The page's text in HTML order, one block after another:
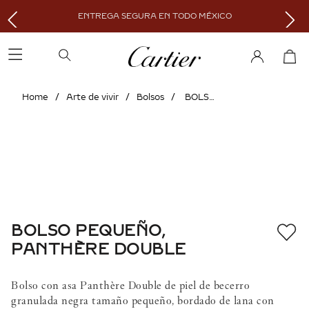
ENTREGA SEGURA EN TODO MÉXICO
Arte de vivir Bolsos BOLSO PEQUEÑO, PANTHÈRE DOUBLE
BOLSO PEQUEÑO,
PANTHÈRE DOUBLE
Bolso con asa Panthère Double de piel de becerro
granulada negra tamaño pequeño, bordado de lana con